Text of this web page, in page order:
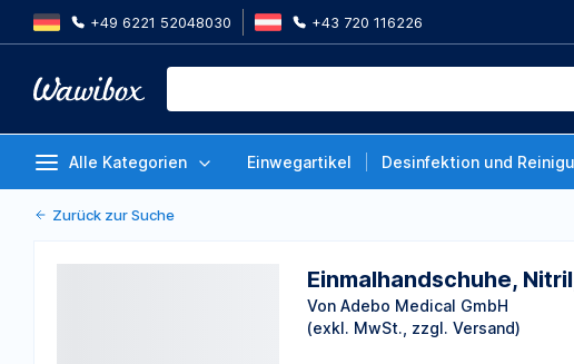
+49 6221 52048030 +43 720 116226
Alle Kategorien Einwegartikel Desinfektion und
Einmalhandschuhe, Nitril, puderfrei,
Zurück zur Suche
Einmalhandschuhe,
Von Adebo Medical GmbH
(exkl. MwSt., zzgl. Versand)